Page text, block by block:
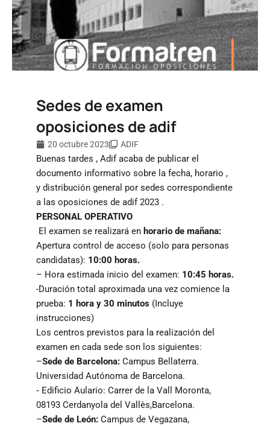
Sedes de examen
oposiciones de adif
20 octubre 2023 ADIF
Buenas tardes , Adif acaba de publicar el
documento informativo sobre la fecha, horario ,
y distribución general por sedes correspondiente
a las oposiciones de adif 2023 .
PERSONAL OPERATIVO
El examen se realizará en horario de mañana:
Apertura control de acceso (solo para personas
candidatas): 10:00 horas.
– Hora estimada inicio del examen: 10:45 horas.
-Duración total aproximada una vez comience la
prueba: 1 hora y 30 minutos (Incluye
instrucciones)
Los centros previstos para la realización del
examen en cada sede son los siguientes:
–Sede de Barcelona: Campus Bellaterra.
Universidad Autónoma de Barcelona.
‐ Edificio Aulario: Carrer de la Vall Moronta,
08193 Cerdanyola del Vallès,Barcelona.
–Sede de León: Campus de Vegazana,